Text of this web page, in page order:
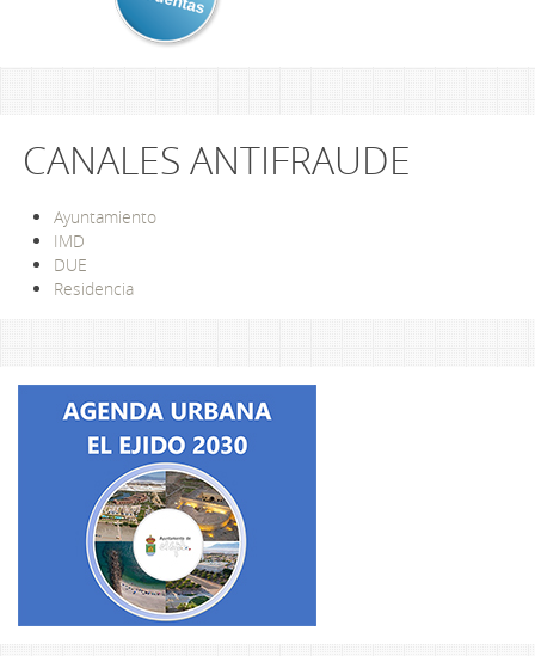
CANALES ANTIFRAUDE
Ayuntamiento
IMD
DUE
Residencia